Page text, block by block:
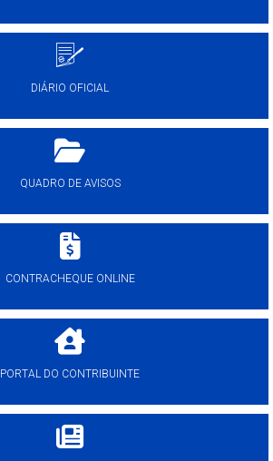
DIÁRIO OFICIAL
QUADRO DE AVISOS
CONTRACHEQUE ONLINE
PORTAL DO CONTRIBUINTE